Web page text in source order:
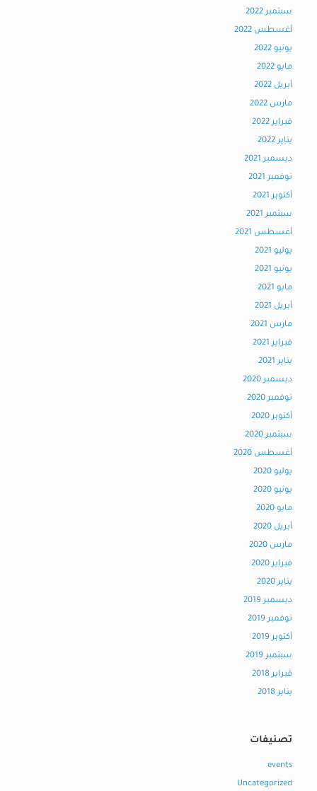
سبتمبر 2022
أغسطس 2022
يونيو 2022
مايو 2022
أبريل 2022
مارس 2022
فبراير 2022
يناير 2022
ديسمبر 2021
نوفمبر 2021
أكتوبر 2021
سبتمبر 2021
أغسطس 2021
يوليو 2021
يونيو 2021
مايو 2021
أبريل 2021
مارس 2021
فبراير 2021
يناير 2021
ديسمبر 2020
نوفمبر 2020
أكتوبر 2020
سبتمبر 2020
أغسطس 2020
يوليو 2020
يونيو 2020
مايو 2020
أبريل 2020
مارس 2020
فبراير 2020
يناير 2020
ديسمبر 2019
نوفمبر 2019
أكتوبر 2019
سبتمبر 2019
فبراير 2018
يناير 2018
تصنيفات
events
Uncategorized